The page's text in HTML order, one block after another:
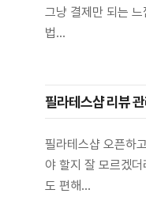
그냥 결제만 되는
법...
필라테스샵 리뷰
필라테스샵 오픈하
야 할지 잘 모르겠
도 편해...